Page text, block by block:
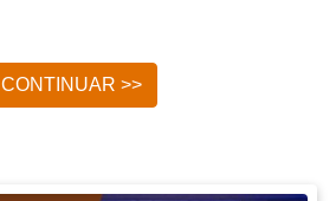
CONTINUAR >>